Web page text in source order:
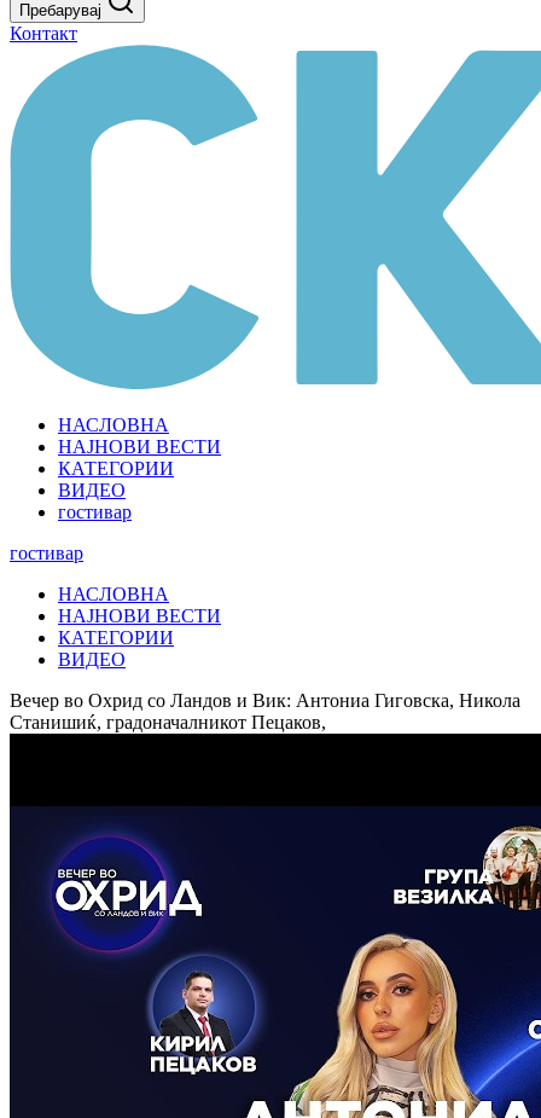
Пребарувај
Контакт
НАСЛОВНА
НАЈНОВИ ВЕСТИ
КАТЕГОРИИ
ВИДЕО
гостивар
гостивар
НАСЛОВНА
НАЈНОВИ ВЕСТИ
КАТЕГОРИИ
ВИДЕО
Вечер во Охрид со Ландов и Вик: Антониа Гиговска, Никола
Станишиќ, градоначалникот Пецаков,